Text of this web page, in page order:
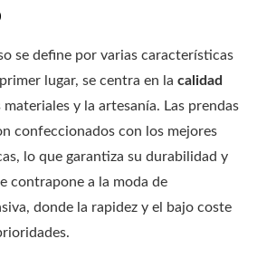
se define por varias características
lugar, se centra en la calidad
materiales y la artesanía. Las prendas
confeccionados con los mejores
lo que garantiza su durabilidad y
contrapone a la moda de
donde la rapidez y el bajo coste